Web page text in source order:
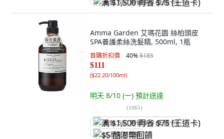
满 $1,500 再省 $75 (王道卡)
Amma Garden 艾瑪花園 絲柏頭皮
SPA養護柔絲洗髮精, 500ml, 1瓶
首購折扣價 40%$185
$111
($22.20/100ml)
明天 8/10 (一) 預計送達
(1065)
满 $1,500 再省 $75 (王道卡)
$5 酷澎幣回饋